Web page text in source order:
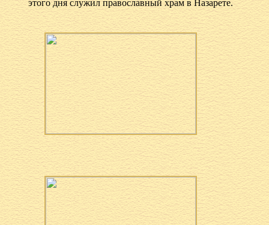
этого дня служил православный храм в Назарете.